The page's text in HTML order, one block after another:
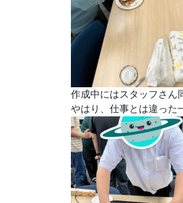
作成中にはスタッフさん
やはり、仕事とは違った